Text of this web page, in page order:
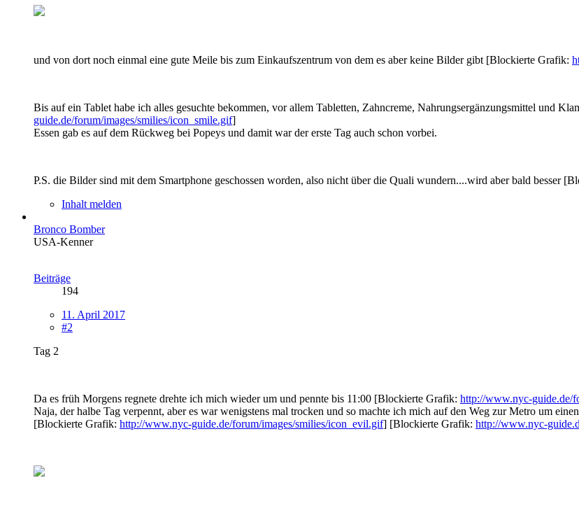
und von dort noch einmal eine gute Meile bis zum Einkaufszentrum von dem es aber keine Bilder gibt [Blockierte Grafik:
Bis auf ein Tablet habe ich alles gesuchte bekommen, vor allem Tabletten, Zahncreme, Nahrungsergänzungsmittel und
guide.de/forum/images/smilies/icon_smile.gif]
Essen gab es auf dem Rückweg bei Popeys und damit war der erste Tag auch schon vorbei.
P.S. die Bilder sind mit dem Smartphone geschossen worden, also nicht über die Quali wundern....wird aber bald besser
Inhalt melden
Bronco Bomber
USA-Kenner
Beiträge
194
11. April 2017
#2
Tag 2
Da es früh Morgens regnete drehte ich mich wieder um und pennte bis 11:00 [Blockierte Grafik: http://www.nyc-guide.de/
Naja, der halbe Tag verpennt, aber es war wenigstens mal trocken und so machte ich mich auf den Weg zur Metro um
[Blockierte Grafik: http://www.nyc-guide.de/forum/images/smilies/icon_evil.gif] [Blockierte Grafik: http://www.nyc-